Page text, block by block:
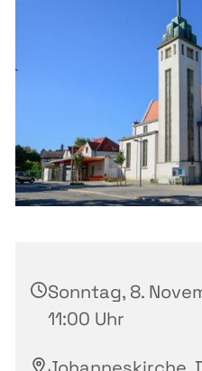
Sonntag, 8.
11:00 Uhr